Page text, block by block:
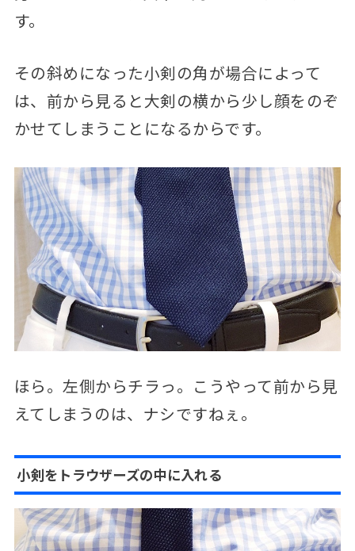
す。
その斜めになった小剣の角が場合によって
は、前から見ると大剣の横から少し顔をのぞ
かせてしまうことになるからです。
ほら。左側からチラっ。こうやって前から見
えてしまうのは、ナシですねぇ。
小剣をトラウザーズの中に入れる